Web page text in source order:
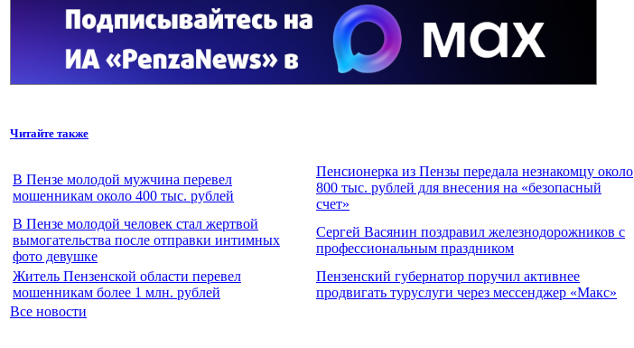
Читайте также
В Пензе молодой мужчина перевел
мошенникам около 400 тыс. рублей
Пенсионерка из Пензы передала незнакомцу около
800 тыс. рублей для внесения на «безопасный
счет»
В Пензе молодой человек стал жертвой
вымогательства после отправки интимных
фото девушке
Сергей Васянин поздравил железнодорожников с
профессиональным праздником
Житель Пензенской области перевел
мошенникам более 1 млн. рублей
Пензенский губернатор поручил активнее
продвигать туруслуги через мессенджер «Макс»
Все новости